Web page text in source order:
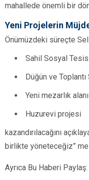
mahallede önemli bir
Yeni Projelerin
Önümüzdeki süreçte
Sahil Sosyal
Düğün ve Toplantı
Yeni mezarlık alanı
Huzurevi projesi
kazandırılacağını
birlikte yöneteceğiz”
Ayrıca Bu Haberi Paylaş: